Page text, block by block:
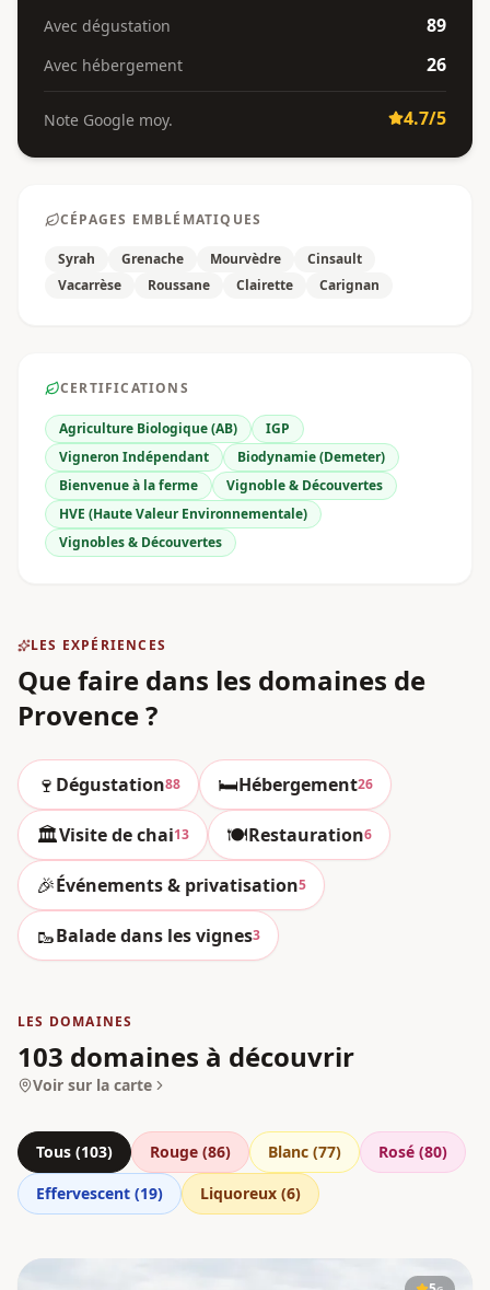
Avec dégustation 89
Avec hébergement 26
Note Google moy. 4.7/5
CÉPAGES EMBLÉMATIQUES
Syrah Grenache Mourvèdre
Cinsault
Vacarrèse
Roussane Clairette Carignan
CERTIFICATIONS
Agriculture Biologique (AB)
IGP
Vigneron Indépendant
Biodynamie (Demeter)
Bienvenue à la ferme
Vignoble & Découvertes
HVE (Haute Valeur Environnementale)
Vignobles & Découvertes
LES EXPÉRIENCES
Que faire dans les domaines de
Provence?
🍷 Dégustation88 🛏️Hébergement26
🏛️Visite de chai13 🍽️Restauration6
🎉Événements & privatisation5
🥾Balade dans les vignes3
LES DOMAINES
103 domaines à découvrir
Voir sur la carte
Tous (103) Rouge (86) Blanc (77) Rosé (80)
Effervescent (19) Liquoreux (6)